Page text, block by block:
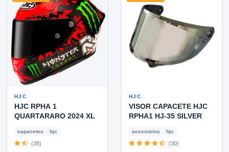
HJC
HJC RPHA 1
QUARTARARO 2024 XL
capacetes hjc
(38)
HJC
VISOR CAPACETE HJC
RPHA1 HJ-35 SILVER
acessorios hjc
(30)